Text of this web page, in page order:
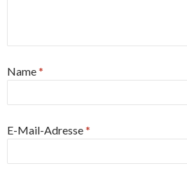
Name*
E-Mail-Adresse*